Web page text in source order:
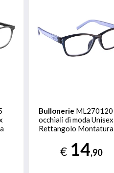
Bullonerie ML270120
occhiali di moda Unisex
Rettangolo Montatura
€ 14,90